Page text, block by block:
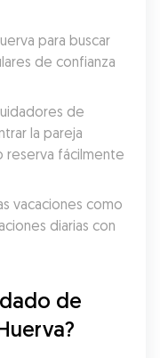
para buscar
de confianza
de
la pareja
fácilmente
vacaciones como
diarias con
de